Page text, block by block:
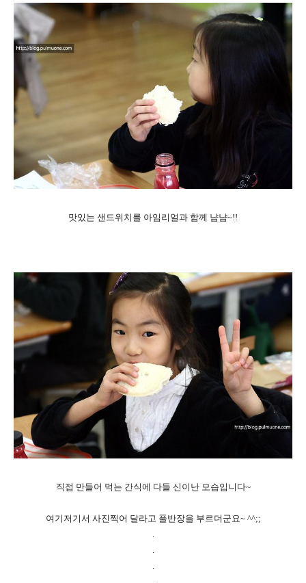
맛있는 샌드위치를 아임리얼과 함께 냠냠~!!
직접 만들어 먹는 간식에 다들 신이난 모습입니다~
여기저기서 사진찍어 달라고 풀반장을 부르더군요~ ^^;;
.
.
.